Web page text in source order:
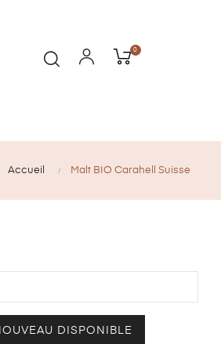
0
Accueil Malt BIO Carahell Suisse
DISPONIBLE